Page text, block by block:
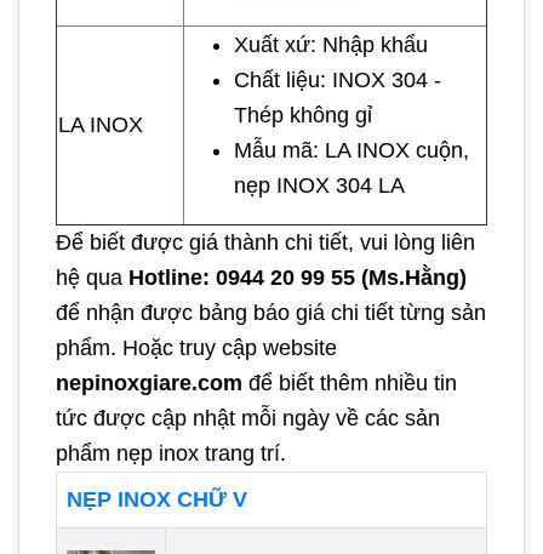
LA INOX
Xuất xứ: Nhập khẩu
Chất liệu: INOX 304 -
Thép không gỉ
Mẫu mã: LA INOX cuộn,
nẹp INOX 304 LA
Để biết được giá thành chi tiết, vui lòng liên
hệ qua Hotline: 0944 20 99 55 (Ms.Hằng)
để nhận được bảng báo giá chi tiết từng sản
phẩm. Hoặc truy cập website
nepinoxgiare.com để biết thêm nhiều tin
tức được cập nhật mỗi ngày về các sản
phẩm nẹp inox trang trí.
NẸP INOX CHỮ V